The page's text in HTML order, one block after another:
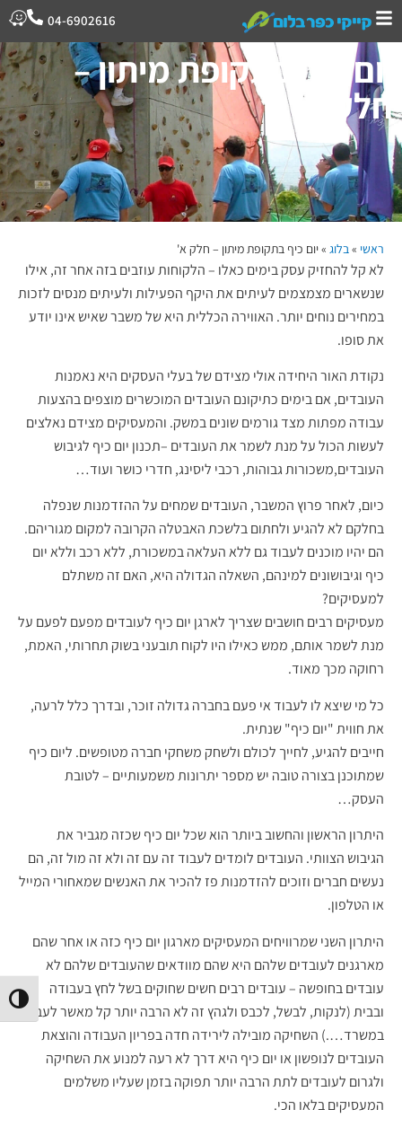
04-6902616
יום כיף בתקופת מיתון –
חלק א'
ראשי »בלוג »יום כיף בתקופת מיתון – חלק א'
לא קל להחזיק עסק בימים כאלו – הלקוחות עוזבים בזה אחר זה, אילו
שנשארים מצמצמים לעיתים את היקף הפעילות ולעיתים מנסים לזכות
במחירים נוחים יותר. האווירה הכללית היא של משבר שאיש אינו יודע
את סופו.
נקודת האור היחידה אולי מצידם של בעלי העסקים היא נאמנות
העובדים, אם בימים כתיקונם העובדים המוכשרים מוצפים בהצעות
עבודה מפתות מצד גורמים שונים במשק. והמעסיקים מצידם נאלצים
לעשות הכול על מנת לשמר את העובדים –תכנון יום כיף לגיבוש
העובדים,משכורות גבוהות, רכבי ליסינג, חדרי כושר ועוד…
כיום, לאחר פרוץ המשבר, העובדים שמחים על ההזדמנות שנפלה
בחלקם לא להגיע ולחתום בלשכת האבטלה הקרובה למקום מגוריהם.
הם יהיו מוכנים לעבוד גם ללא העלאה במשכורת, ללא רכב וללא יום
כיף וגיבושונים למינהם, השאלה הגדולה היא, האם זה משתלם
למעסיקים?
מעסיקים רבים חושבים שצריך לארגן יום כיף לעובדים מפעם לפעם על
מנת לשמר אותם, ממש כאילו היו לקוח תובעני בשוק תחרותי, האמת,
רחוקה מכך מאוד.
כל מי שיצא לו לעבוד אי פעם בחברה גדולה זוכר, ובדרך כלל לרעה,
את חווית "יום כיף" שנתית.
חייבים להגיע, לחייך לכולם ולשחק משחקי חברה מטופשים. ליום כיף
שמתוכנן בצורה טובה יש מספר יתרונות משמעותיים – לטובת
העסק…
היתרון הראשון והחשוב ביותר הוא שכל יום כיף שכזה מגביר את
הגיבוש הצוותי. העובדים לומדים לעבוד זה עם זה ולא זה מול זה, הם
נעשים חברים וזוכים להזדמנות פז להכיר את האנשים שמאחורי המייל
או הטלפון.
היתרון השני שמרוויחים המעסיקים מארגון יום כיף כזה או אחר שהם
מארגנים לעובדים שלהם היא שהם מוודאים שהעובדים שלהם לא
עובדים בחופשה – עובדים רבים חשים שחוקים בשל לחץ בעבודה
ובבית (לנקות, לבשל, לכבס ולגהץ זה לא הרבה יותר קל מאשר לעבוד
במשרד….) השחיקה מובילה לירידה חדה בפריון העבודה והוצאת
העובדים לנופשון או יום כיף היא דרך לא רעה למנוע את השחיקה
ולגרום לעובדים לתת הרבה יותר תפוקה בזמן שעליו משלמים
המעסיקים בלאו הכי.